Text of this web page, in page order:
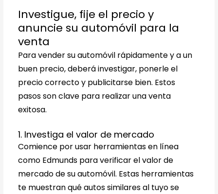
Investigue, fije el precio y
anuncie su automóvil para la
venta
Para vender su automóvil rápidamente y a un
buen precio, deberá investigar, ponerle el
precio correcto y publicitarse bien. Estos
pasos son clave para realizar una venta
exitosa.
1. Investiga el valor de mercado
Comience por usar herramientas en línea
como Edmunds para verificar el valor de
mercado de su automóvil. Estas herramientas
te muestran qué autos similares al tuyo se